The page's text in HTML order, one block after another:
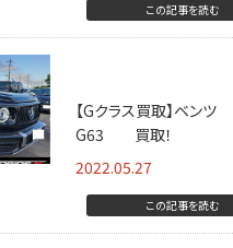
この記事を読む
【Gクラス買取】ベン
G63 買取！
2022.05.27
この記事を読む